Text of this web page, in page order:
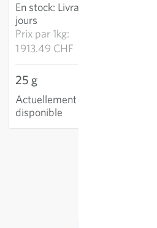
En stock: Livraison 2-4
jours
Prix par1kg:
1 913.49 CHF
25 g
Actuellement non
disponible